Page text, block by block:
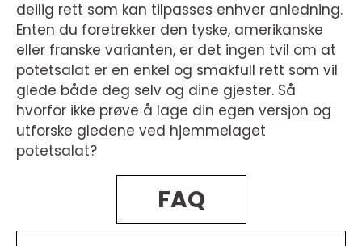
deilig rett som kan tilpasses enhver anledning.
Enten du foretrekker den tyske, amerikanske
eller franske varianten, er det ingen tvil om at
potetsalat er en enkel og smakfull rett som vil
glede både deg selv og dine gjester. Så
hvorfor ikke prøve å lage din egen versjon og
utforske gledene ved hjemmelaget
potetsalat?
FAQ